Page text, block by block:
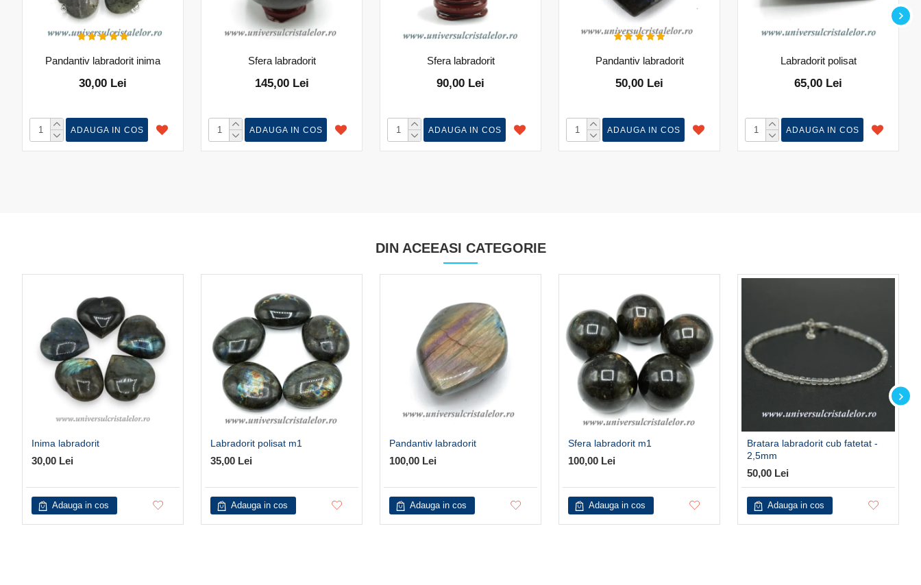
Pandantiv labradorit inima
30,00 Lei
ADAUGA IN COS
Sfera labradorit
145,00 Lei
ADAUGA IN COS
Sfera labradorit
90,00 Lei
ADAUGA IN COS
Pandantiv labradorit
50,00 Lei
ADAUGA IN COS
Labradorit polisat
65,00 Lei
ADAUGA IN COS
DIN ACEEASI CATEGORIE
Inima labradorit
30,00 Lei
Adauga in cos
Labradorit polisat m1
35,00 Lei
Adauga in cos
Pandantiv labradorit
100,00 Lei
Adauga in cos
Sfera labradorit m1
100,00 Lei
Adauga in cos
Bratara labradorit cub fatetat -
2,5mm
50,00 Lei
Adauga in cos